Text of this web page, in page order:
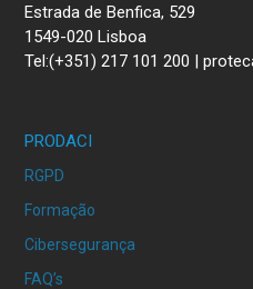
Estrada de Benfica, 529
1549-020 Lisboa
Tel:(+351) 217 101 200 |
PRODACI
RGPD
Formação
Cibersegurança
FAQ’s